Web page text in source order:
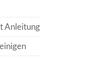
Anleitung